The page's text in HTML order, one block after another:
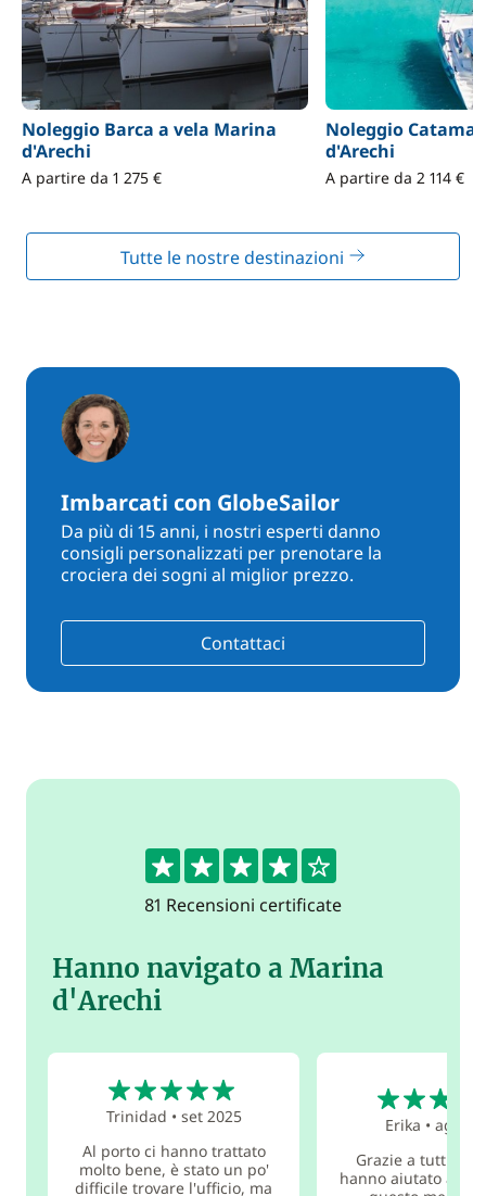
Noleggio Barca a vela Marina
d'Arechi
A partire da 1 275 €
Noleggio
d'Arechi
A partire da 2 114 €
Tutte le nostre destinazioni
Imbarcati con GlobeSailor
Da più di 15 anni, i nostri esperti danno
consigli personalizzati per prenotare la
crociera dei sogni al miglior prezzo.
Contattaci
4.4
81 Recensioni certificate
Hanno navigato a Marina
d'Arechi
Trinidad • set 2025
Al porto ci hanno trattato
molto bene, è stato un po'
difficile trovare l'ufficio, ma
Erika • ago
Grazie a tutti
hanno aiutato a